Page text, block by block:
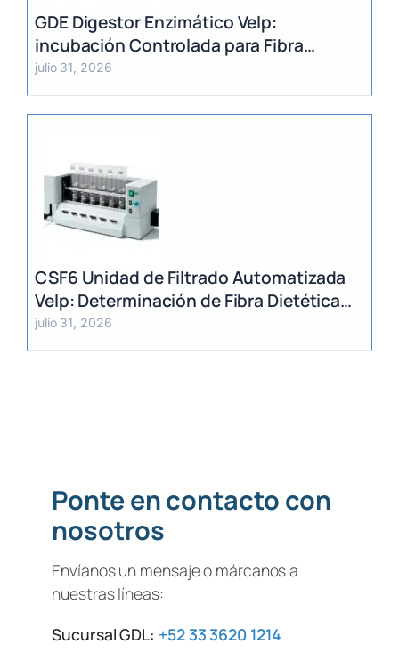
GDE Digestor Enzimático Velp:
incubación Controlada para Fibra
Dietética (AOAC)
julio 31, 2026
CSF6 Unidad de Filtrado Automatizada
Velp: Determinación de Fibra Dietética
(AOAC)
julio 31, 2026
Ponte en contacto con
nosotros
Envíanos un mensaje o márcanos a
nuestras líneas:
Sucursal GDL: +52 33 3620 1214